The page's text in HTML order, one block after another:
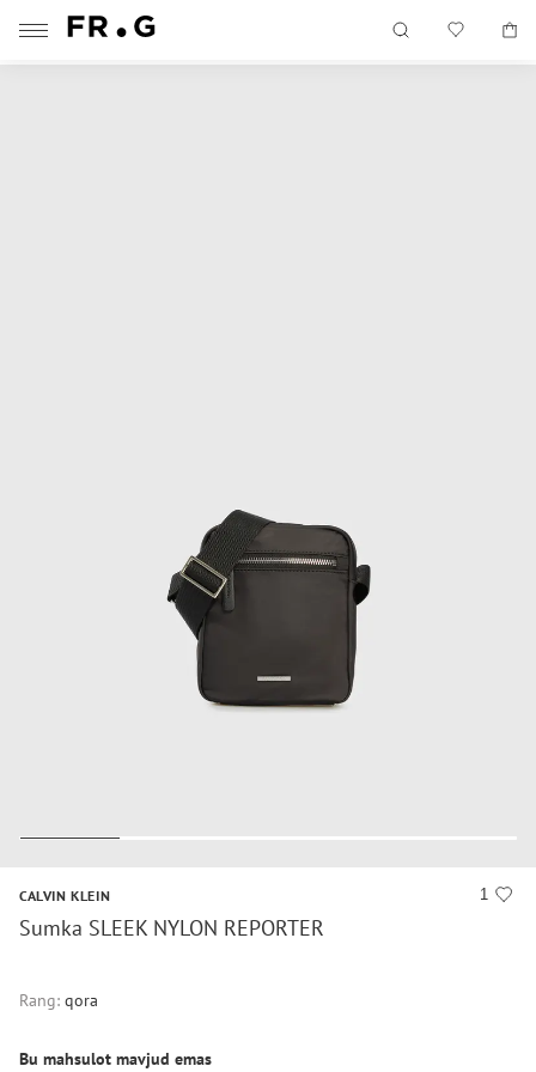
1
CALVIN KLEIN
Sumka SLEEK NYLON REPORTER
Rang: qora
Bu mahsulot mavjud emas